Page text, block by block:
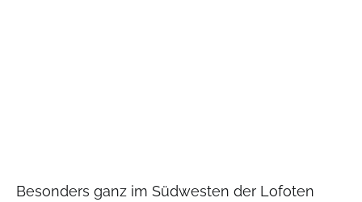
Besonders ganz im Südwesten der Lofoten